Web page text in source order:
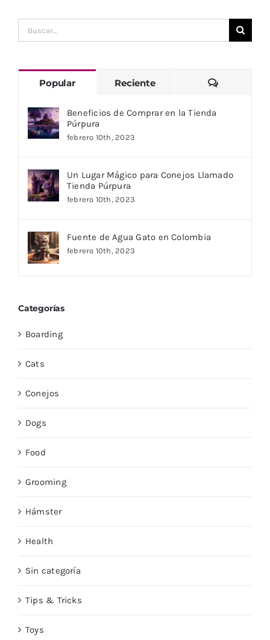
Buscar:
Popular Reciente
Beneficios de Comprar en la Tienda
Púrpura
febrero 10th, 2023
Un Lugar Mágico para Conejos Llamado
Tienda Púrpura
febrero 10th, 2023
Fuente de Agua Gato en Colombia
febrero 10th, 2023
Categorías
Boarding
Cats
Conejos
Dogs
Food
Grooming
Hámster
Health
Sin categoría
Tips & Tricks
Toys